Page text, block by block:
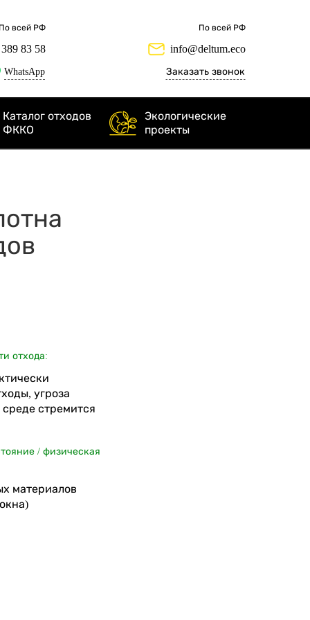
По всей РФ
83 58
WhatsApp
По всей РФ
info@deltum.eco
Заказать звонок
Каталог отходов
ФККО
Экологические
проекты
отхода:
угроза
стремится
/ физическая
материалов